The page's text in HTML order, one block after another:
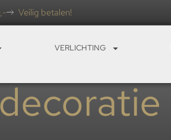
Veilig betalen!
VERLICHTING